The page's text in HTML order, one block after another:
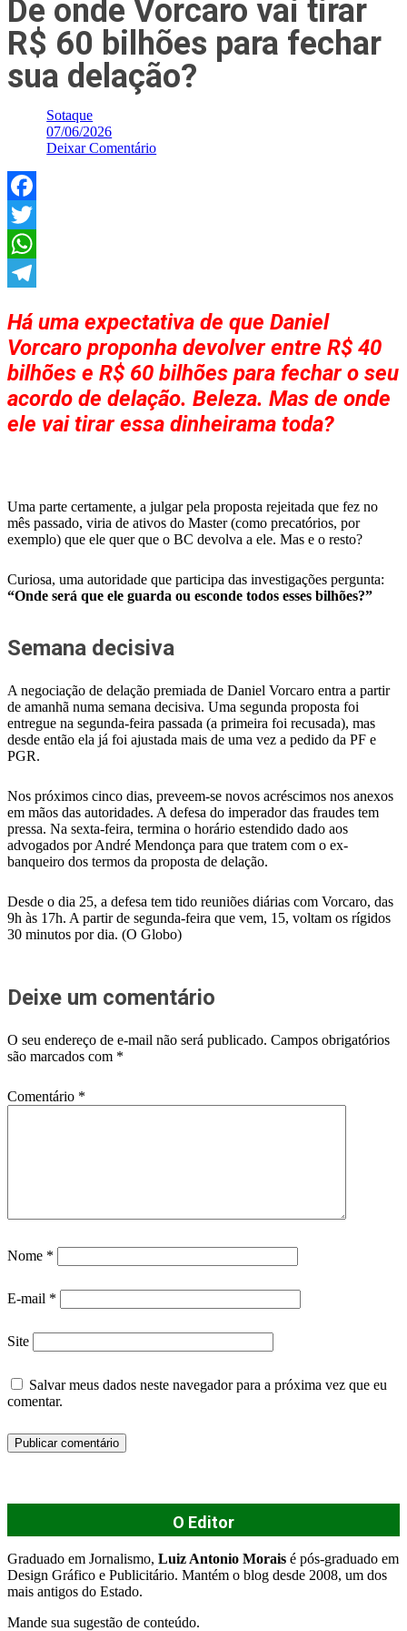
De onde Vorcaro vai tirar
R$ 60 bilhões para fechar
sua delação?
Sotaque
07/06/2026
Deixar Comentário
Facebook
Twitter
WhatsApp
Há uma expectativa de que Daniel
Vorcaro proponha devolver entre R$ 40
bilhões e R$ 60 bilhões para fechar o seu
acordo de delação. Beleza. Mas de onde
ele vai tirar essa dinheirama toda?
Uma parte certamente, a julgar pela proposta rejeitada que fez no
mês passado, viria de ativos do Master (como precatórios, por
exemplo) que ele quer que o BC devolva a ele. Mas e o resto?
Curiosa, uma autoridade que participa das investigações pergunta:
“Onde será que ele guarda ou esconde todos esses bilhões?”
Semana decisiva
A negociação de delação premiada de Daniel Vorcaro entra a partir
de amanhã numa semana decisiva. Uma segunda proposta foi
entregue na segunda-feira passada (a primeira foi recusada), mas
desde então ela já foi ajustada mais de uma vez a pedido da PF e
PGR.
Nos próximos cinco dias, preveem-se novos acréscimos nos anexos
em mãos das autoridades. A defesa do imperador das fraudes tem
pressa. Na sexta-feira, termina o horário estendido dado aos
advogados por André Mendonça para que tratem com o ex-
banqueiro dos termos da proposta de delação.
Desde o dia 25, a defesa tem tido reuniões diárias com Vorcaro, das
9h às 17h. A partir de segunda-feira que vem, 15, voltam os rígidos
30 minutos por dia. (O Globo)
Deixe um comentário
O seu endereço de e-mail não será publicado. Campos obrigatórios
são marcados com *
Comentário *
Nome *
E-mail *
Site
Salvar meus dados neste navegador para a próxima vez que eu
comentar.
O Editor
Graduado em Jornalismo, Luiz Antonio Morais é pós-graduado em
Design Gráfico e Publicitário. Mantém o blog desde 2008, um dos
mais antigos do Estado.
Mande sua sugestão de conteúdo.